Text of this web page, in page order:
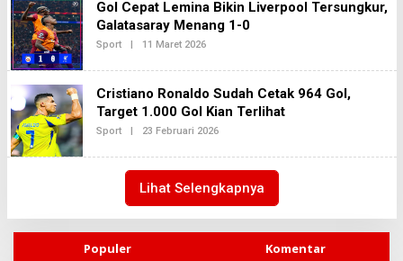
Gol Cepat Lemina Bikin Liverpool Tersungkur,
Galatasaray Menang 1-0
Sport | 11 Maret 2026Oleh
Cristiano Ronaldo Sudah Cetak 964 Gol,
Target 1.000 Gol Kian Terlihat
Sport | 23 Februari 2026Oleh
Lihat Selengkapnya
Populer Komentar